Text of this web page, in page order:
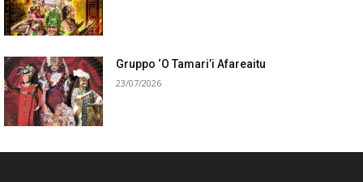
Gruppo ‘O Tamari’i Afareaitu
23/07/2026